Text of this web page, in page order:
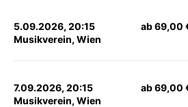
5.09.2026, 20:15
Musikverein, Wien
ab 69,00
7.09.2026, 20:15
Musikverein, Wien
ab 69,00